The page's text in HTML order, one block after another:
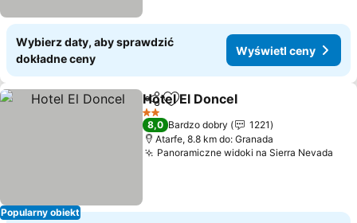
Wybierz daty, aby sprawdzić
dokładne ceny
Wyświetl ceny
Popularny obiekt
Udostępnij
Dodaj do ulubionych
Hotel El Doncel
2 Kategoria
8,0 Bardzo dobry
1221
Atarfe, 8.8 km do: Granada
Panoramiczne widoki na Sierra Nevada